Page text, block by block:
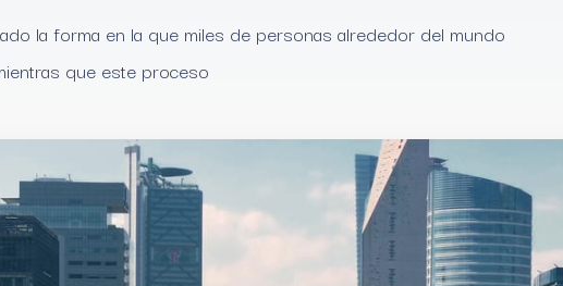
la forma en la que miles de personas alrededor del mundo
que este proceso